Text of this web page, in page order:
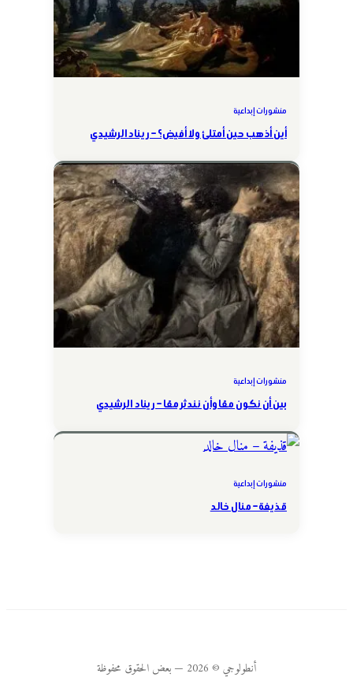
منشورات إبداعية
أين أذهب حين أمتلئ ولا أفيض؟ – ريناد الرشيدي
منشورات إبداعية
بين أن نكون معًا وأن نندثر معًا – ريناد الرشيدي
منشورات إبداعية
قذيفة – منال خالد
أنطولوجي © 2026 — بعض الحقوق محفوظة